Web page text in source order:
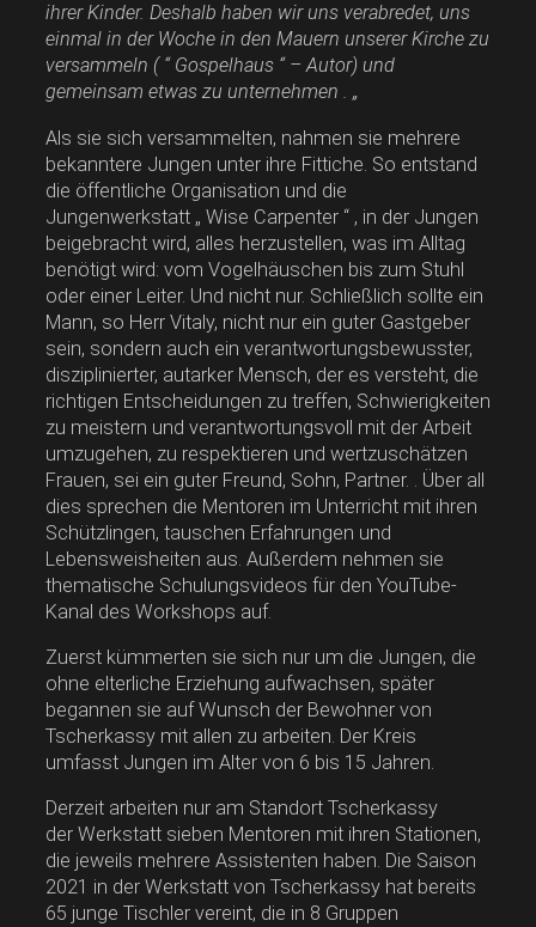
ihrer Kinder. Deshalb haben wir uns verabredet, uns
einmal in der Woche in den Mauern unserer Kirche zu
versammeln ( “ Gospelhaus “ – Autor) und
gemeinsam etwas zu unternehmen . „
Als sie sich versammelten, nahmen sie mehrere
bekanntere Jungen unter ihre Fittiche. So entstand
die öffentliche Organisation und die
Jungenwerkstatt „ Wise Carpenter “ , in der Jungen
beigebracht wird, alles herzustellen, was im Alltag
benötigt wird: vom Vogelhäuschen bis zum Stuhl
oder einer Leiter. Und nicht nur. Schließlich sollte ein
Mann, so Herr Vitaly, nicht nur ein guter Gastgeber
sein, sondern auch ein verantwortungsbewusster,
disziplinierter, autarker Mensch, der es versteht, die
richtigen Entscheidungen zu treffen, Schwierigkeiten
zu meistern und verantwortungsvoll mit der Arbeit
umzugehen, zu respektieren und wertzuschätzen
Frauen, sei ein guter Freund, Sohn, Partner. . Über all
dies sprechen die Mentoren im Unterricht mit ihren
Schützlingen, tauschen Erfahrungen und
Lebensweisheiten aus. Außerdem nehmen sie
thematische Schulungsvideos für den YouTube-
Kanal des Workshops auf.
Zuerst kümmerten sie sich nur um die Jungen, die
ohne elterliche Erziehung aufwachsen, später
begannen sie auf Wunsch der Bewohner von
Tscherkassy mit allen zu arbeiten. Der Kreis
umfasst Jungen im Alter von 6 bis 15 Jahren.
Derzeit arbeiten nur am Standort Tscherkassy
der Werkstatt sieben Mentoren mit ihren Stationen,
die jeweils mehrere Assistenten haben. Die Saison
2021 in der Werkstatt von Tscherkassy hat bereits
65 junge Tischler vereint, die in 8 Gruppen